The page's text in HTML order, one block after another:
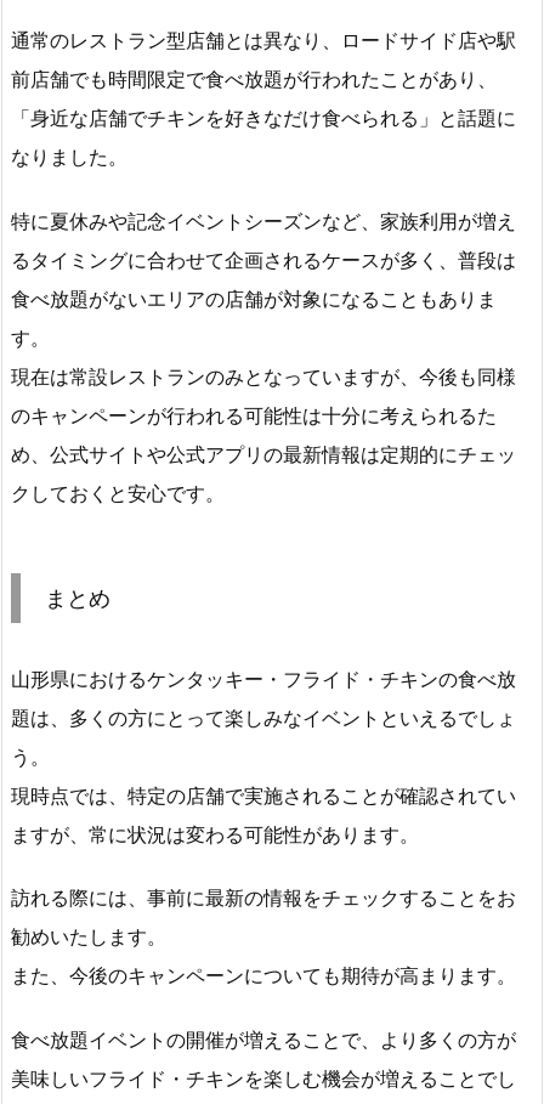
通常のレストラン型店舗とは異なり、ロードサイド店や駅
前店舗でも時間限定で食べ放題が行われたことがあり、
「身近な店舗でチキンを好きなだけ食べられる」と話題に
なりました。
特に夏休みや記念イベントシーズンなど、家族利用が増え
るタイミングに合わせて企画されるケースが多く、普段は
食べ放題がないエリアの店舗が対象になることもありま
す。
現在は常設レストランのみとなっていますが、今後も同様
のキャンペーンが行われる可能性は十分に考えられるた
め、公式サイトや公式アプリの最新情報は定期的にチェッ
クしておくと安心です。
まとめ
山形県におけるケンタッキー・フライド・チキンの食べ放
題は、多くの方にとって楽しみなイベントといえるでしょ
う。
現時点では、特定の店舗で実施されることが確認されてい
ますが、常に状況は変わる可能性があります。
訪れる際には、事前に最新の情報をチェックすることをお
勧めいたします。
また、今後のキャンペーンについても期待が高まります。
食べ放題イベントの開催が増えることで、より多くの方が
美味しいフライド・チキンを楽しむ機会が増えることでし